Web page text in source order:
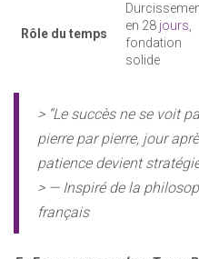
Rôle du temps
en 28 jours,
fondation
solide
> “Le succès ne se voit
pierre par pierre, jour
patience devient
> — Inspiré de la
français